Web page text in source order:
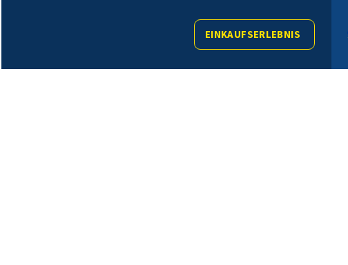
EINKAUFSERLEBNIS